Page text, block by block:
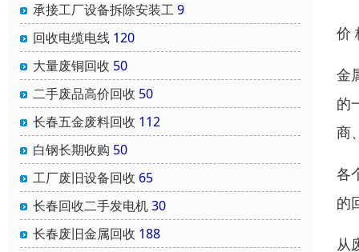
承接工厂设备拆除安装工9
回收电缆电线 120
大量废铜回收 50
二手废品高价回收 50
长春五金废料回收 112
白钢长期收购 50
工厂废旧设备回收 65
长春回收二手发电机30
长春废旧金属回收 188
价
金
的
商
各
的
从